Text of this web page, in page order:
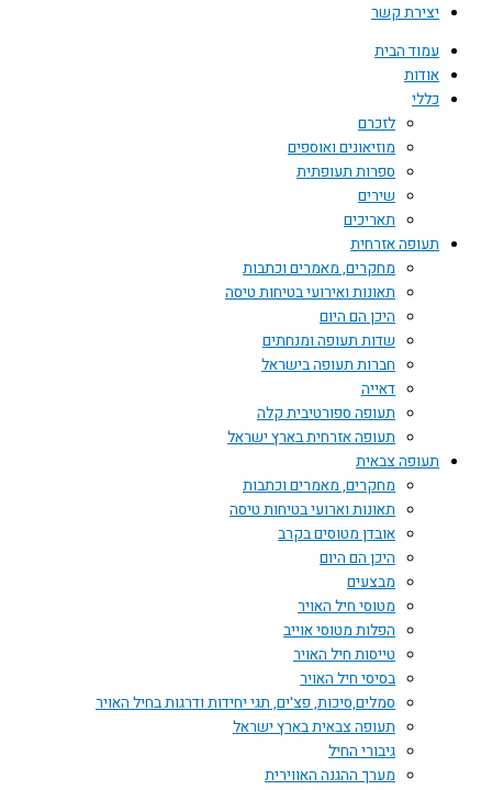
יצירת קשר
עמוד הבית
אודות
כללי
לזכרם
מוזיאונים ואוספים
ספרות תעופתית
שירים
תאריכים
תעופה אזרחית
מחקרים, מאמרים וכתבות
תאונות ואירועי בטיחות טיסה
היכן הם היום
שדות תעופה ומנחתים
חברות תעופה בישראל
דאייה
תעופה ספורטיבית קלה
תעופה אזרחית בארץ ישראל
תעופה צבאית
מחקרים, מאמרים וכתבות
תאונות וארועי בטיחות טיסה
אובדן מטוסים בקרב
היכן הם היום
מבצעים
מטוסי חיל האויר
הפלות מטוסי אוייב
טייסות חיל האויר
בסיסי חיל האויר
סמלים,סיכות, פצ'ים, תגי יחידות ודרגות בחיל האויר
תעופה צבאית בארץ ישראל
גיבורי החיל
מערך ההגנה האווירית